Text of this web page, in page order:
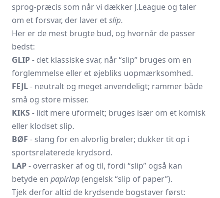
sprog-præcis som når vi dækker J.League og taler
om et forsvar, der laver etslip.
Her er de mest brugte bud, og hvornår de passer
bedst:
GLIP- det klassiske svar, når “slip” bruges om en
forglemmelse eller et øjebliks uopmærksomhed.
FEJL- neutralt og meget anvendeligt; rammer både
små og store misser.
KIKS - lidt mere uformelt; bruges især om et komisk
eller klodset slip.
BØF - slang for en alvorlig brøler; dukker tit op i
sportsrelaterede krydsord.
LAP- overrasker af og til, fordi “slip” også kan
betyde en papirlap(engelsk “slip of paper”).
Tjek derfor altid de krydsende bogstaver først: